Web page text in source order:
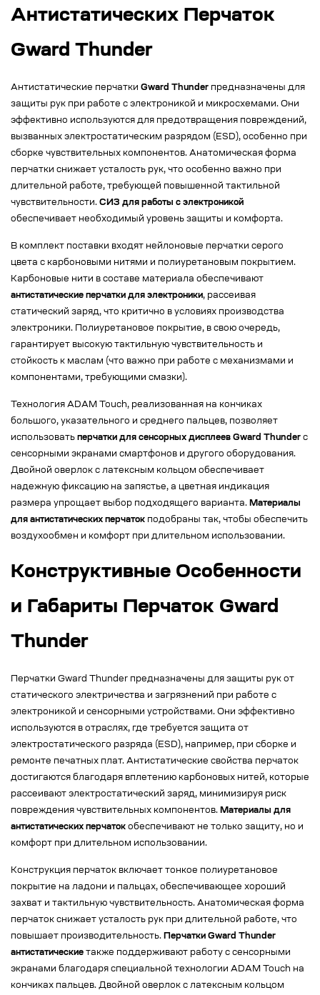
Антистатических Перчаток
Gward Thunder
Антистатические перчатки Gward Thunder предназначены для
защиты рук при работе с электроникой и микросхемами. Они
эффективно используются для предотвращения повреждений,
вызванных электростатическим разрядом (ESD), особенно при
сборке чувствительных компонентов. Анатомическая форма
перчатки снижает усталость рук, что особенно важно при
длительной работе, требующей повышенной тактильной
чувствительности. СИЗ для работы с электроникой
обеспечивает необходимый уровень защиты и комфорта.
В комплект поставки входят нейлоновые перчатки серого
цвета с карбоновыми нитями и полиуретановым покрытием.
Карбоновые нити в составе материала обеспечивают
антистатические перчатки для электроники, рассеивая
статический заряд, что критично в условиях производства
электроники. Полиуретановое покрытие, в свою очередь,
гарантирует высокую тактильную чувствительность и
стойкость к маслам (что важно при работе с механизмами и
компонентами, требующими смазки).
Технология ADAM Touch, реализованная на кончиках
большого, указательного и среднего пальцев, позволяет
использовать перчатки для сенсорных дисплеев Gward Thunder с
сенсорными экранами смартфонов и другого оборудования.
Двойной оверлок с латексным кольцом обеспечивает
надежную фиксацию на запястье, а цветная индикация
размера упрощает выбор подходящего варианта. Материалы
для антистатических перчаток подобраны так, чтобы обеспечить
воздухообмен и комфорт при длительном использовании.
Конструктивные Особенности
и Габариты Перчаток Gward
Thunder
Перчатки Gward Thunder предназначены для защиты рук от
статического электричества и загрязнений при работе с
электроникой и сенсорными устройствами. Они эффективно
используются в отраслях, где требуется защита от
электростатического разряда (ESD), например, при сборке и
ремонте печатных плат. Антистатические свойства перчаток
достигаются благодаря вплетению карбоновых нитей, которые
рассеивают электростатический заряд, минимизируя риск
повреждения чувствительных компонентов. Материалы для
антистатических перчаток обеспечивают не только защиту, но и
комфорт при длительном использовании.
Конструкция перчаток включает тонкое полиуретановое
покрытие на ладони и пальцах, обеспечивающее хороший
захват и тактильную чувствительность. Анатомическая форма
перчаток снижает усталость рук при длительной работе, что
повышает производительность. Перчатки Gward Thunder
антистатические также поддерживают работу с сенсорными
экранами благодаря специальной технологии ADAM Touch на
кончиках пальцев. Двойной оверлок с латексным кольцом